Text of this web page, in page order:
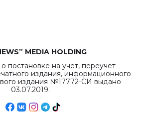
MEDIA HOLDING
постановке на учет, переучет
издания, информационного
издания №17772-СИ выдано
03.07.2019.